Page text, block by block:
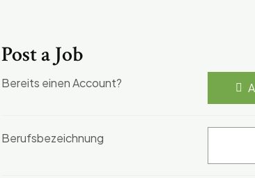
Post a Job
Bereits einen Account?
Berufsbezeichnung